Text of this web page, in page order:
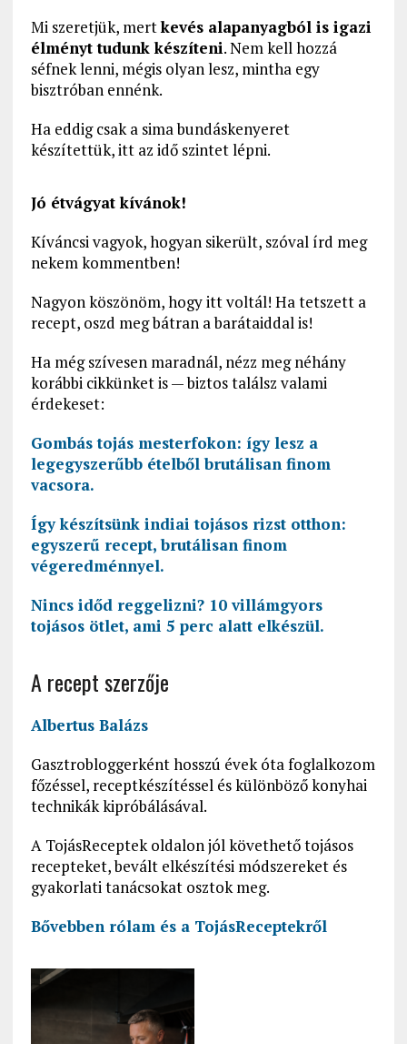
Mi szeretjük, mertkevés alapanyagból is igazi
élményt tudunk készíteni. Nem kell hozzá
séfnek lenni, mégis olyan lesz, mintha egy
bisztróban ennénk.
Ha eddig csak a sima bundáskenyeret
készítettük, itt az idő szintet lépni.
Jó étvágyat kívánok!
Kíváncsi vagyok, hogyan sikerült, szóval írd meg
nekem kommentben!
Nagyon köszönöm, hogy itt voltál! Ha tetszett a
recept, oszd meg bátran a barátaiddal is!
Ha még szívesen maradnál, nézz meg néhány
korábbi cikkünket is — biztos találsz valami
érdekeset:
Gombás tojás mesterfokon: így lesz a
legegyszerűbb ételből brutálisan finom
vacsora.
Így készítsünk indiai tojásos rizst otthon:
egyszerű recept, brutálisan finom
végeredménnyel.
Nincs időd reggelizni? 10 villámgyors
tojásos ötlet, ami 5 perc alatt elkészül.
A recept szerzője
Albertus Balázs
Gasztrobloggerként hosszú évek óta foglalkozom
főzéssel, receptkészítéssel és különböző konyhai
technikák kipróbálásával.
A TojásReceptek oldalon jól követhető tojásos
recepteket, bevált elkészítési módszereket és
gyakorlati tanácsokat osztok meg.
Bővebben rólam és a TojásReceptekről